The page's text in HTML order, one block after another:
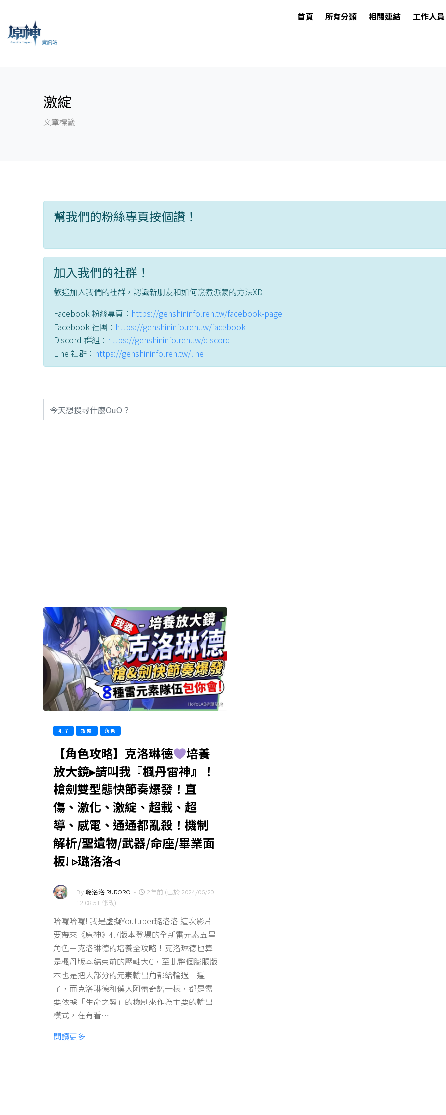
首頁 所有分類 相關連結 工作人員
激綻
文章標籤
幫我們的粉絲專頁按個讚！
加入我們的社群！
歡迎加入我們的社群，認識新朋友和如何烹煮派蒙的方法XD
Facebook 粉絲專頁： https://genshininfo.reh.tw/facebook-page
Facebook 社團： https://genshininfo.reh.tw/facebook
Discord 群組： https://genshininfo.reh.tw/discord
Line 社群： https://genshininfo.reh.tw/line
4.7 攻略 角色
【角色攻略】克洛琳德
培養
放大鏡▸請叫我『楓丹雷神』！
槍劍雙型態快節奏爆發！直
傷、激化、激綻、超載、超
導、感電、通通都亂殺！機制
解析/聖遺物/武器/命座/畢業面
板! ▹璐洛洛◃
By璐洛洛 RURORO -
2年前 (已於 2024/06/29
12:08:51 修改)
哈囉哈囉! 我是虛擬Youtuber璐洛洛 這次影片
要帶來《原神》4.7版本登場的全新雷元素五星
角色－克洛琳德的培養全攻略！克洛琳德也算
是楓丹版本結束前的壓軸大C，至此整個膨脹版
本也是把大部分的元素輸出角都給輪過一遍
了，而克洛琳德和僕人阿蕾奇諾一樣，都是需
要依據「生命之契」的機制來作為主要的輸出
模式，在有看…
閱讀更多